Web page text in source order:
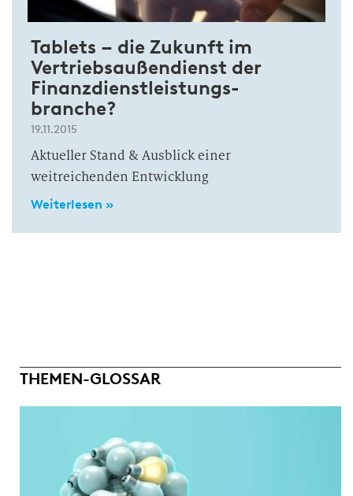
Tablets – die Zukunft im
Vertriebsaußendienst der
Finanzdienstleistungs-
branche?
19.11.2015
Aktueller Stand & Ausblick einer
weitreichenden Entwicklung
Weiterlesen »
THEMEN-GLOSSAR